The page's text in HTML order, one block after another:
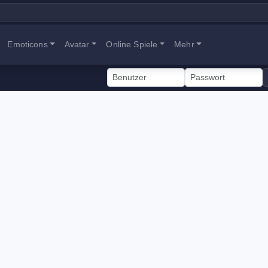
Emoticons Avatar Online Spiele Mehr